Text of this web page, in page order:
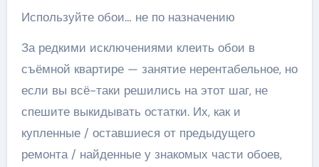
Используйте обои… не по назначению
За редкими исключениями клеить обои в
съёмной квартире — занятие нерентабельное, но
если вы всё-таки решились на этот шаг, не
спешите выкидывать остатки. Их, как и
купленные / оставшиеся от предыдущего
ремонта / найденные у знакомых части обоев,